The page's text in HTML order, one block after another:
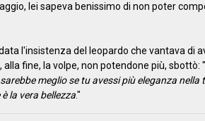
lei sapeva benissimo di non poter
l'insistenza del leopardo che vantava di
alla fine, la volpe, non potendone più, sbottò: "
meglio se tu avessi più eleganza nella
la vera bellezza."